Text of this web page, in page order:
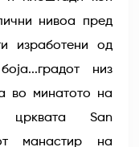
нивоа пред
изработени од
низ
во минатото на
црквата San
манастир на